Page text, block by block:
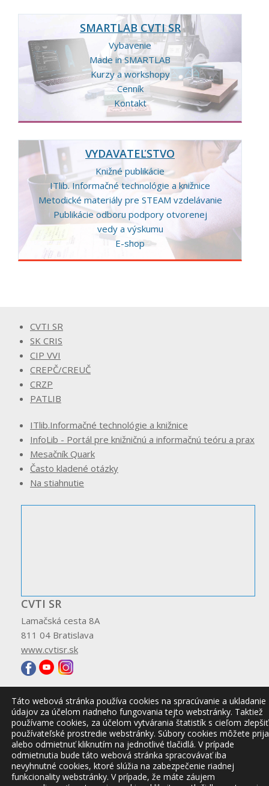
SMARTLAB CVTI SR
Vybavenie
Made in SMARTLAB
Kurzy a workshopy
Cenník
Kontakt
VYDAVATEĽSTVO
Knižné publikácie
ITlib. Informačné technológie a knižnice
Metodické materiály pre STEAM vzdelávanie
Publikácie odboru podpory otvorenej
vedy a výskumu
E-shop
CVTI SR
SK CRIS
CIP VVI
CREPČ/CREUČ
CRZP
PATLIB
ITlib.Informačné technológie a knižnice
InfoLib - Portál pre knižničnú a informačnú teóru a prax
Mesačník Quark
Často kladené otázky
Na stiahnutie
CVTI SR
Lamačská cesta 8A
811 04 Bratislava
www.cvtisr.sk
© 2026 CVTI SR
Táto webová stránka používa cookies na spracúvanie a ukladanie
údajov za účelom riadneho fungovania tejto webstránky. Taktiež
používame cookies, za účelom vytvárania štatistík s cieľom zlepšiť
používateľské prostredie webstránky. Súbory cookies môžete
alebo odmietnuť kliknutím na jednotlivé tlačidlá. V prípade
odmietnutia bude táto webová stránka spracovávať iba
nevyhnutné cookies, ktoré slúžia na zabezpečenie riadnej
funkcionality webstránky. V prípade, že máte záujem